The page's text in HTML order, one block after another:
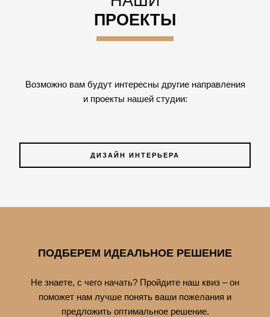
ПРОЕКТЫ
Возможно вам будут интересны другие направления
и проекты нашей студии:
ДИЗАЙН ИНТЕРЬЕРА
ПОДБЕРЕМ ИДЕАЛЬНОЕ РЕШЕНИЕ
Не знаете, с чего начать? Пройдите наш квиз – он
поможет нам лучше понять ваши пожелания и
предложить оптимальное решение.